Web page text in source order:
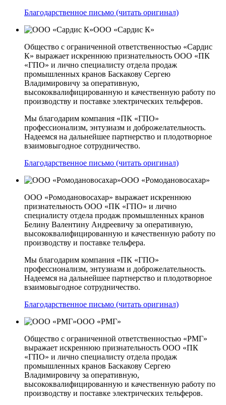
Благодарственное письмо (читать оригинал)
ООО «Сардис К»
Общество с ограниченной ответственностью «Сардис
К» выражает искреннюю признательность ООО «ПК
«ГПО» и лично специалисту отдела продаж
промышленных кранов Баскакову Сергею
Владимировичу за оперативную,
высококвалифицированную и качественную работу по
производству и поставке электрических тельферов.
Мы благодарим компания «ПК «ГПО»
профессионализм, энтузиазм и доброжелательность.
Надеемся на дальнейшее партнерство и плодотворное
взаимовыгодное сотрудничество.
Благодарственное письмо (читать оригинал)
ООО «Ромодановосахар»
ООО «Ромодановосахар» выражает искреннюю
признательность ООО «ПК «ГПО» и лично
специалисту отдела продаж промышленных кранов
Белину Валентину Андреевичу за оперативную,
высококвалифицированную и качественную работу по
производству и поставке тельфера.
Мы благодарим компания «ПК «ГПО»
профессионализм, энтузиазм и доброжелательность.
Надеемся на дальнейшее партнерство и плодотворное
взаимовыгодное сотрудничество.
Благодарственное письмо (читать оригинал)
ООО «РМГ»
Общество с ограниченной ответственностью «РМГ»
выражает искреннюю признательность ООО «ПК
«ГПО» и лично специалисту отдела продаж
промышленных кранов Баскакову Сергею
Владимировичу за оперативную,
высококвалифицированную и качественную работу по
производству и поставке электрических тельферов.